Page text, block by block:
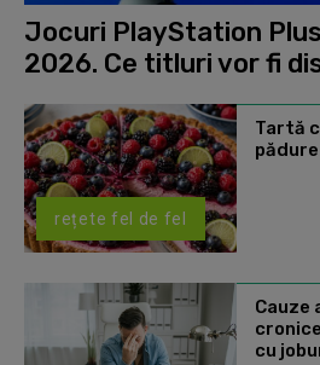
Jocuri PlayStation
2026. Ce titluri vor fi
rețete fel de fel
Tartă
pădure
Cauze
cu